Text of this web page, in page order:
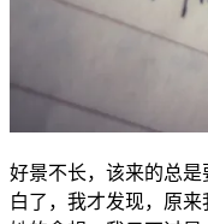
好景不长，该来的总
白了，我才发现，原